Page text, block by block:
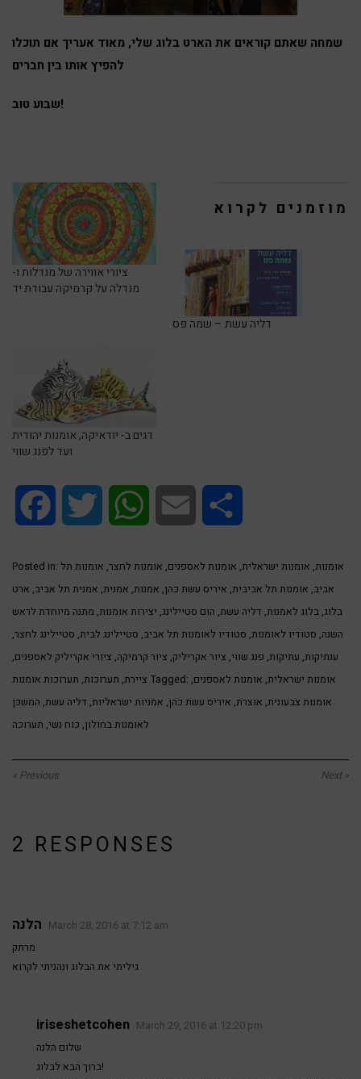
שמחה שאתם קוראים את הארט בלוג שלי, מאוד אעריך אם תוכלו
להפיץ אותו בין חברים
שבוע טוב!
מוזמנים לקרוא
ציורי אווירה של מנדלות ו-
מנדלה על קרמיקה עבודת יד
דליה עשת – שמה פס
דגים ב- יודאיקה, אומנות יהודית
ועד לפנג שווי
Facebook Twitter WhatsApp Email
Posted in: אומנות, אומנות ישראלית, אומנות לאספנים, אומנות לחצר, אומנות תל
אביב, אומנות תל אביבית, איריס עשת כהן, אמנות, אמנית, אמנית תל אביב, ארט
בלוג, בלוג לאמנות, דליה עשת, הום סטיילינג, יצירות אומנות, מתנה מיוחדת לראש
השנה, סטודיו לאומנות, סטודיו לאומנות תל אביב, סטיילינג לבית, סטיילינג לחצר,
ענתיקות, עתיקות, פנג שווי, ציור אקריליק, ציור קרמיקה, ציורי אקריליק לאספנים,
ציירת, תערוכות, תערוכות אומנות Tagged: אומנות ישראלית, אומנות לאספנים,
אומנות צבעונית, אוצרת, איריס עשת כהן, אמניות ישראליות, דליה עשת, המשכן
לאומנות בחולון, כוח נשי, תערוכה
« Previous Next »
2 RESPONSES
הלנה March 28, 2016 at 7:12 am
מרתק
גיליתי את הבלוג ונהניתי לקרוא
iriseshetcohen March 29, 2016 at 12:20 pm
שלום הלנה
ברוך הבא לבלוג!